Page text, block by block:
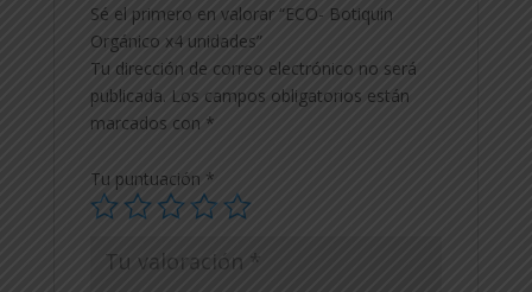
Sé el primero en valorar “ECO- Botiquin
Orgánico x4 unidades”
Tu dirección de correo electrónico no será
publicada. Los campos obligatorios están
marcados con *
Tu puntuación *